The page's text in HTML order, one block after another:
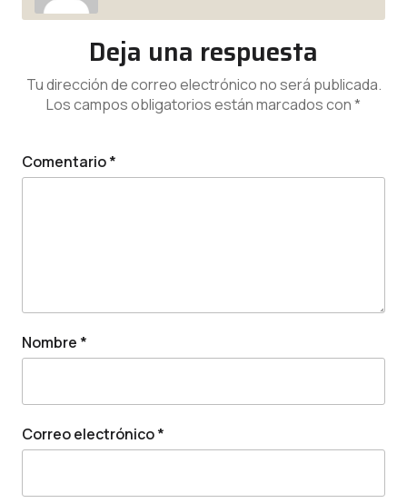
Deja una respuesta
Tu dirección de correo electrónico no será publicada.
Los campos obligatorios están marcados con*
Comentario*
Nombre *
Correo electrónico*